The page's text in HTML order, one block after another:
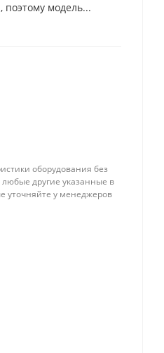
модель...
оборудования без
другие указанные в
уточняйте у менеджеров